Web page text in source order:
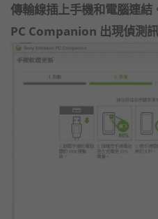
傳輸線插上手機和電腦連
PC Companion 出現偵測